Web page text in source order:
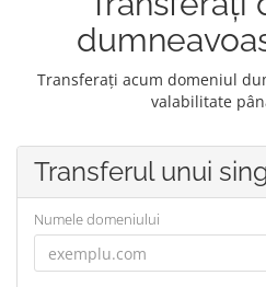
Transferați acum domeniul
valabilitate
Transferul unui
Numele domeniului